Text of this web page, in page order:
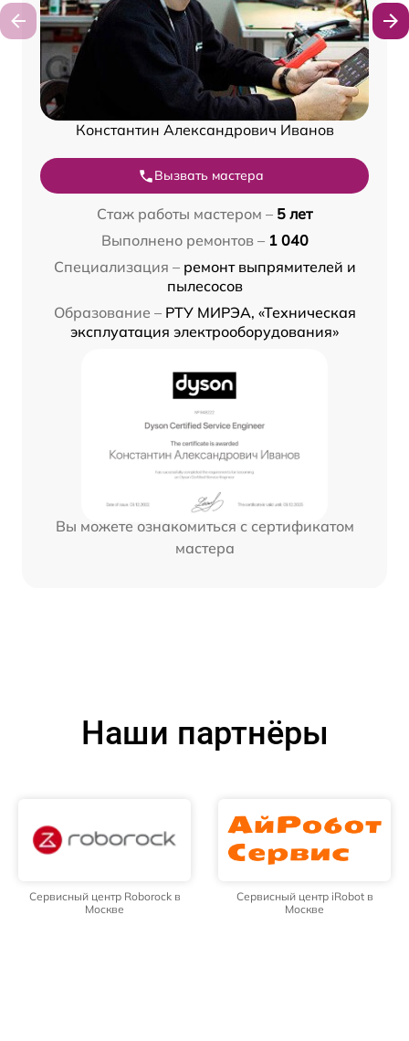
Константин Александрович Иванов
Вызвать мастера
Стаж работы мастером – 5 лет
Выполнено ремонтов – 1 040
Специализация – ремонт выпрямителей и
пылесосов
Образование – РТУ МИРЭА, «Техническая
эксплуатация электрооборудования»
Вы можете ознакомиться с сертификатом
мастера
Наши партнёры
Сервисный центр Roborock в
Москве
Сервисный центр iRobot в
Москве